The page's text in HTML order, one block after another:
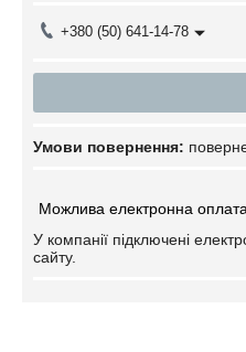
+380 (50) 641-14-78
У компанії підключені
сайту.